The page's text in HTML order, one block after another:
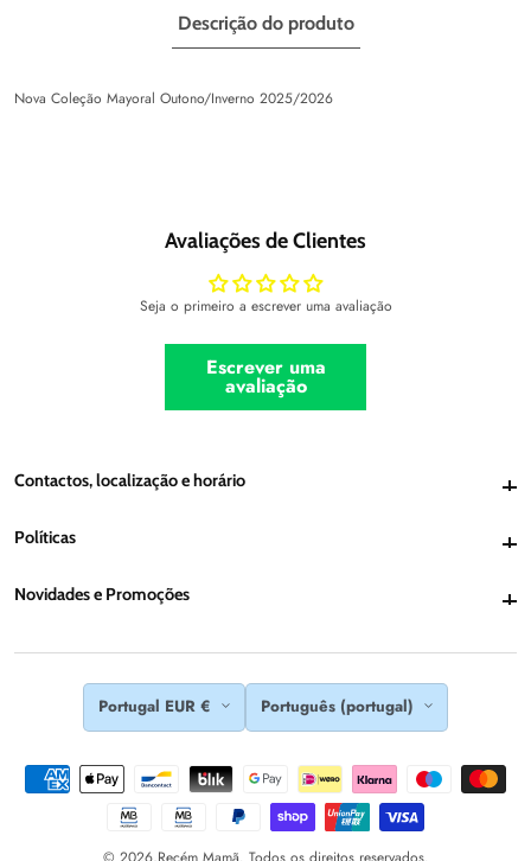
Descrição do produto
Nova Coleção Mayoral Outono/Inverno 2025/2026
Avaliações de Clientes
Seja o primeiro a escrever uma avaliação
Escrever uma
avaliação
Contactos, localização e horárioContactos, localização e horário
Políticas
Novidades e PromoçõesNovidades e Promoções
Portugal EUR € Português (portugal)